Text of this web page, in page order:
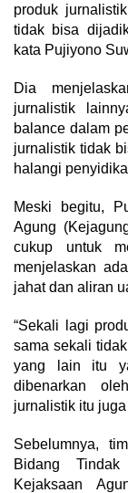
produk
tidak bisa
kata Pujiyono
Dia
jurnalistik
balance dalam
jurnalistik tidak
halangi
Meski begitu,
Agung
cukup untuk
menjelaskan
jahat dan aliran
“Sekali lagi
sama sekali
yang lain itu
dibenarkan
jurnalistik itu
Sebelumnya,
Bidang
Kejaksaan